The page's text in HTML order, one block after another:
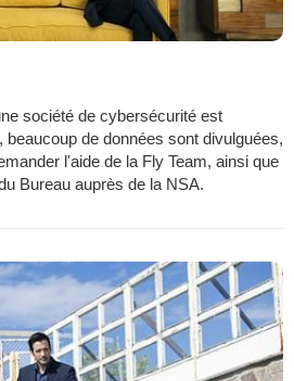
société de cybersécurité est
de données sont divulguées,
l'aide de la Fly Team, ainsi que
Bureau auprès de la NSA.